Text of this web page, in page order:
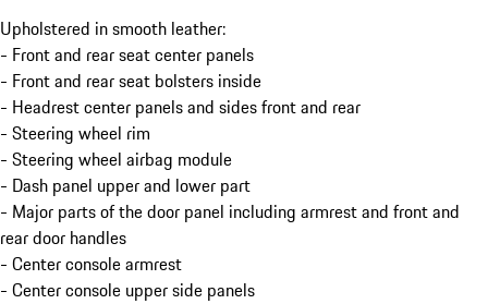
Upholstered in smooth leather:
- Front and rear seat center panels
- Front and rear seat bolsters inside
- Headrest center panels and sides front and rear
- Steering wheel rim
- Steering wheel airbag module
- Dash panel upper and lower part
- Major parts of the door panel including armrest and front and
rear door handles
- Center console armrest
- Center console upper side panels